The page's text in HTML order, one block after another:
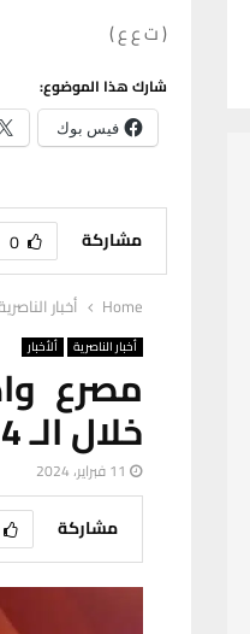
( ت ع ع )
شارك هذا الموضوع:
فيس بوك
مشاركة 0
Home أخبار
أخبار الناصرية ألأخبار
مصرع
خلال الـ 24 ساعة في ذي قار
11 فبراير، 2024
مشاركة